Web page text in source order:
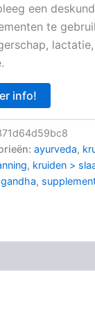
een
te
info!
ayurveda,
, kruiden >
,